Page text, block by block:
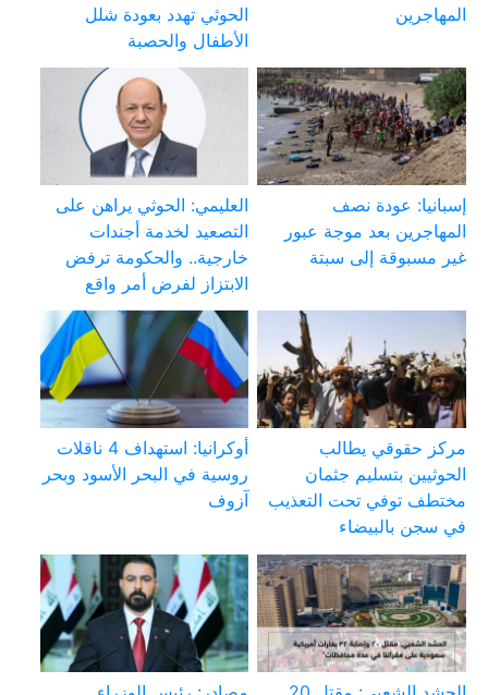
المهاجرين
الحوثي تهدد بعودة شلل
الأطفال والحصبة
إسبانيا: عودة نصف
المهاجرين بعد موجة عبور
غير مسبوقة إلى سبتة
العليمي: الحوثي يراهن على
التصعيد لخدمة أجندات
خارجية.. والحكومة ترفض
الابتزاز لفرض أمر واقع
مركز حقوقي يطالب
الحوثيين بتسليم جثمان
مختطف توفي تحت التعذيب
في سجن بالبيضاء
أوكرانيا: استهداف 4 ناقلات
روسية في البحر الأسود وبحر
آزوف